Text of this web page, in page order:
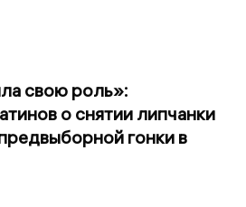
свою роль»:
о снятии липчанки
гонки в